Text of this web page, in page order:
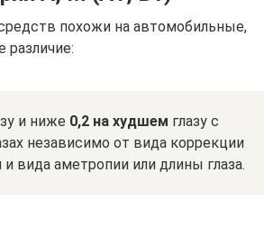
похожи на автомобильные,
различие:
и ниже 0,2 на худшем глазу с
независимо от вида коррекции
и вида аметропии или длины глаза.